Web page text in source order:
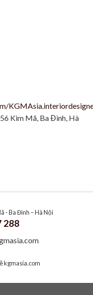
Kim Mã, Ba Đình, Hà
- Ba Đình – Hà Nội
288
kgmasia.com